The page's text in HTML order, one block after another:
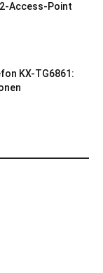
Access-Point
KX-TG6861: